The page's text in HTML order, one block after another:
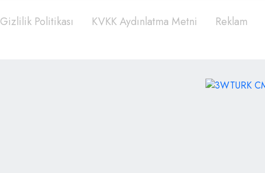
Gizlilik Politikası KVKK Aydınlatma Metni Reklam